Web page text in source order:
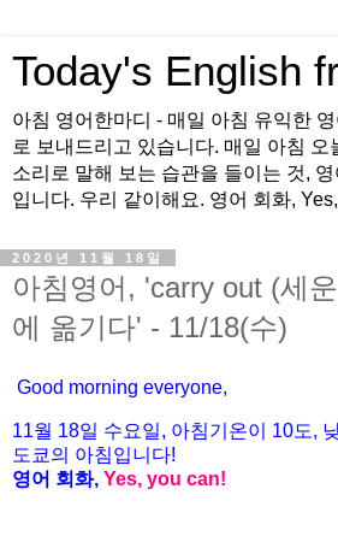
Today's English
아침 영어한마디 - 매일 아침 유익한
로 보내드리고 있습니다. 매일 아침 오
소리로 말해 보는 습관을 들이는 것,
입니다. 우리 같이해요. 영어 회화,
2020년 11월 18일
아침영어, 'carry out (세
에 옮기다' - 11/18(수)
Good morning everyone,
11월 18일 수요일, 아침기온이 10도,
도쿄의 아침입니다!
영어 회화, Yes, you can!